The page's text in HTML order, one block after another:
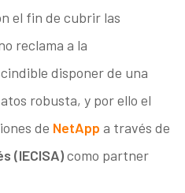
el fin de cubrir las
reclama a la
disponer de una
robusta, y por ello el
de NetApp a través de
(IECISA)como partner